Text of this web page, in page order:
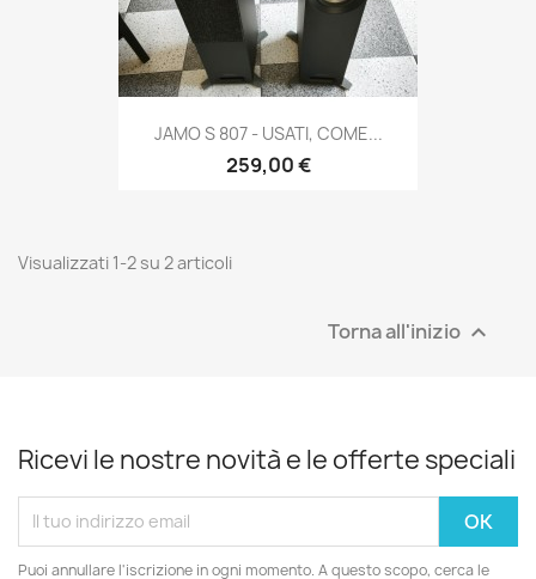
JAMO S 807 - USATI, COME...
259,00 €
Visualizzati 1-2 su 2 articoli
Torna all'inizio 
Ricevi le nostre novità e le offerte speciali
Puoi annullare l'iscrizione in ogni momento. A questo scopo, cerca le